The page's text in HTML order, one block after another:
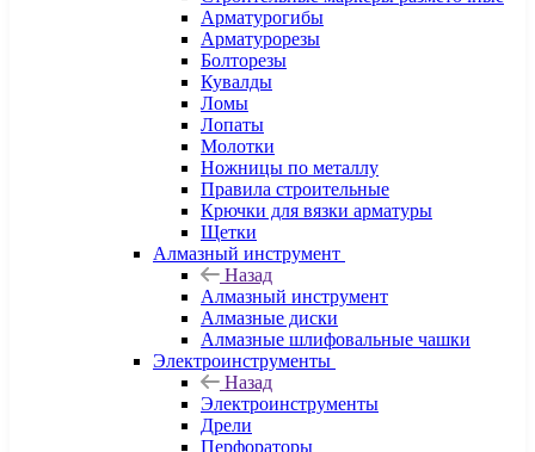
Арматурогибы
Арматурорезы
Болторезы
Кувалды
Ломы
Лопаты
Молотки
Ножницы по металлу
Правила строительные
Крючки для вязки арматуры
Щетки
Алмазный инструмент
Назад
Алмазный инструмент
Алмазные диски
Алмазные шлифовальные чашки
Электроинструменты
Назад
Электроинструменты
Дрели
Перфораторы